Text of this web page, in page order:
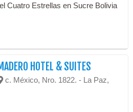
Cuatro Estrellas en Sucre Bolivia
HOTEL & SUITES
c. México, Nro. 1822. - La Paz,